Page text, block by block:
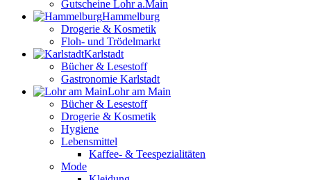
Gutscheine Lohr a.Main
Hammelburg
Drogerie & Kosmetik
Floh- und Trödelmarkt
Karlstadt
Bücher & Lesestoff
Gastronomie Karlstadt
Lohr am Main
Bücher & Lesestoff
Drogerie & Kosmetik
Hygiene
Lebensmittel
Kaffee- & Teespezialitäten
Mode